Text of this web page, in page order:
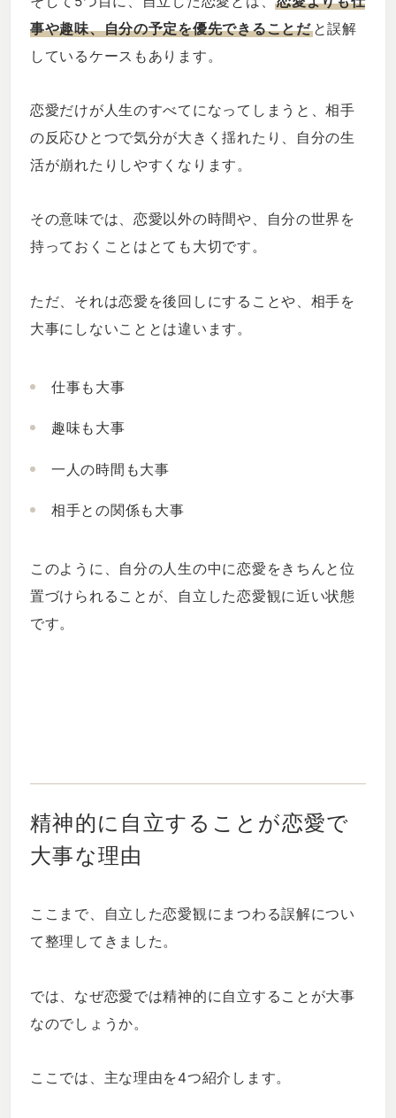
事や趣味、自分の予定を優先できることだと誤解
しているケースもあります。
恋愛だけが人生のすべてになってしまうと、相手
の反応ひとつで気分が大きく揺れたり、自分の生
活が崩れたりしやすくなります。
その意味では、恋愛以外の時間や、自分の世界を
持っておくことはとても大切です。
ただ、それは恋愛を後回しにすることや、相手を
大事にしないこととは違います。
仕事も大事
趣味も大事
一人の時間も大事
相手との関係も大事
このように、自分の人生の中に恋愛をきちんと位
置づけられることが、自立した恋愛観に近い状態
です。
精神的に自立することが恋愛で
大事な理由
ここまで、自立した恋愛観にまつわる誤解につい
て整理してきました。
では、なぜ恋愛では精神的に自立することが大事
なのでしょうか。
ここでは、主な理由を4つ紹介します。